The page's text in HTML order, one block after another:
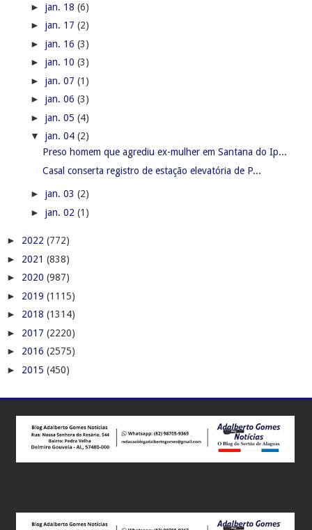
► jan. 18 (6)
► jan. 17 (2)
► jan. 16 (3)
► jan. 10 (3)
► jan. 07 (1)
► jan. 06 (3)
► jan. 05 (4)
▼ jan. 04 (2)
Preso homem que agrediu ex-mulher em Santana do Ip...
Casal conserta registro de estação elevatória de P...
► jan. 03 (2)
► jan. 02 (1)
► 2022 (772)
► 2021 (838)
► 2020 (987)
► 2019 (1115)
► 2018 (1314)
► 2017 (2220)
► 2016 (2575)
► 2015 (450)